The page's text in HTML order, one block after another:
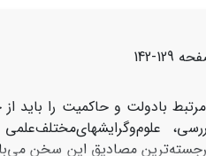
129-142
بادولت‌ و حاکمیت‌ را باید
مصادیق‌ این‌ سخن‌